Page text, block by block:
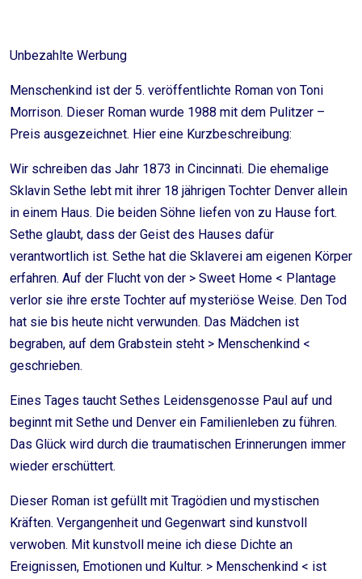
Unbezahlte Werbung
Menschenkind ist der 5. veröffentlichte Roman von Toni
Morrison. Dieser Roman wurde 1988 mit dem Pulitzer –
Preis ausgezeichnet. Hier eine Kurzbeschreibung:
Wir schreiben das Jahr 1873 in Cincinnati. Die ehemalige
Sklavin Sethe lebt mit ihrer 18 jährigen Tochter Denver allein
in einem Haus. Die beiden Söhne liefen von zu Hause fort.
Sethe glaubt, dass der Geist des Hauses dafür
verantwortlich ist. Sethe hat die Sklaverei am eigenen Körper
erfahren. Auf der Flucht von der > Sweet Home < Plantage
verlor sie ihre erste Tochter auf mysteriöse Weise. Den Tod
hat sie bis heute nicht verwunden. Das Mädchen ist
begraben, auf dem Grabstein steht > Menschenkind <
geschrieben.
Eines Tages taucht Sethes Leidensgenosse Paul auf und
beginnt mit Sethe und Denver ein Familienleben zu führen.
Das Glück wird durch die traumatischen Erinnerungen immer
wieder erschüttert.
Dieser Roman ist gefüllt mit Tragödien und mystischen
Kräften. Vergangenheit und Gegenwart sind kunstvoll
verwoben. Mit kunstvoll meine ich diese Dichte an
Ereignissen, Emotionen und Kultur. > Menschenkind < ist